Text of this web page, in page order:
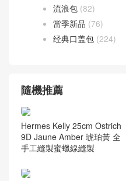
流浪包 (82)
當季新品 (76)
经典口盖包 (224)
隨機推薦
Hermes Kelly 25cm Ostrich
9D Jaune Amber 琥珀黃 全
手工縫製蜜蠟線縫製